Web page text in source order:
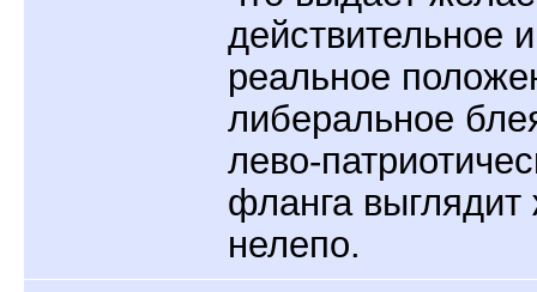
действительное
реальное
либеральное
лево-
фланга выглядит
нелепо.